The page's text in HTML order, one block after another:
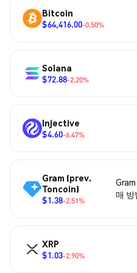
Bitcoin
$64,416.00-0.50%
Solana
$72.88-2.20%
Injective
$4.60-6.47%
Gram (prev.
Toncoin)
$1.38-2.51%
매 방
XRP
$1.03-2.90%